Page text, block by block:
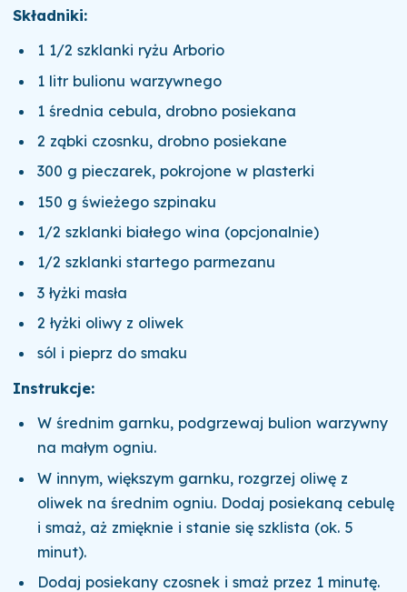
Składniki:
1 1/2 szklanki ryżu Arborio
1 litr bulionu warzywnego
1 średnia cebula, drobno posiekana
2 ząbki czosnku, drobno posiekane
300 g pieczarek, pokrojone w plasterki
150 g świeżego szpinaku
1/2 szklanki białego wina (opcjonalnie)
1/2 szklanki startego parmezanu
3 łyżki masła
2 łyżki oliwy z oliwek
sól i pieprz do smaku
Instrukcje:
W średnim garnku, podgrzewaj bulion warzywny
na małym ogniu.
W innym, większym garnku, rozgrzej oliwę z
oliwek na średnim ogniu. Dodaj posiekaną cebulę
i smaż, aż zmięknie i stanie się szklista (ok. 5
minut).
Dodaj posiekany czosnek i smaż przez 1 minutę.